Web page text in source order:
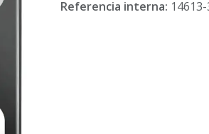
Referencia interna: